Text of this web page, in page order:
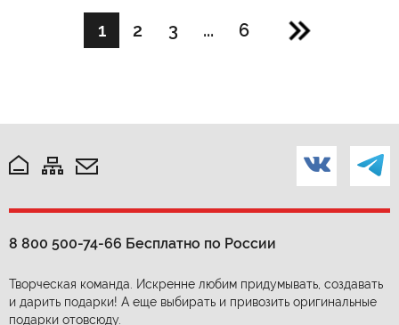
1 2 3 ... 6
8 800 500-74-66 Бесплатно по России
Творческая команда. Искренне любим придумывать, создавать
и дарить подарки! А еще выбирать и привозить оригинальные
подарки отовсюду.